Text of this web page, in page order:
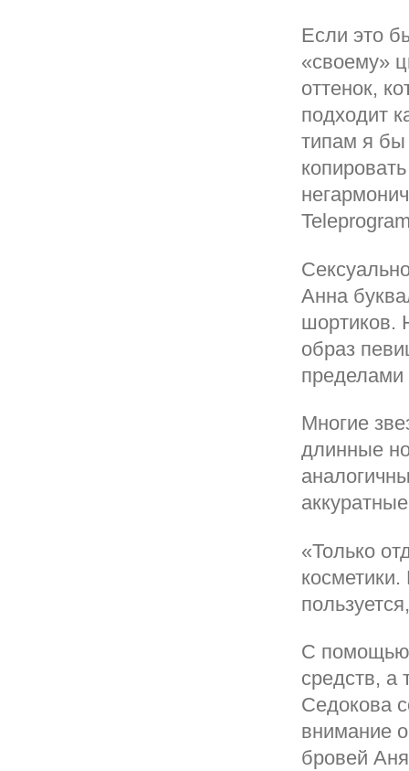
Если это
«своему»
оттенок,
подходит
типам я бы
Анна
шортиков.
образ
пределами
Многие
длинные
«Только
С помощью
средств, а
Седокова
внимание
бровей